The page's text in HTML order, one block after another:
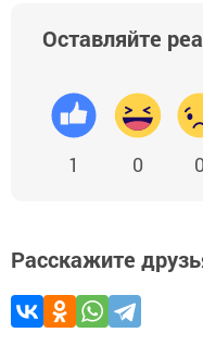
Оставляйте
1 0 0
Расскажите